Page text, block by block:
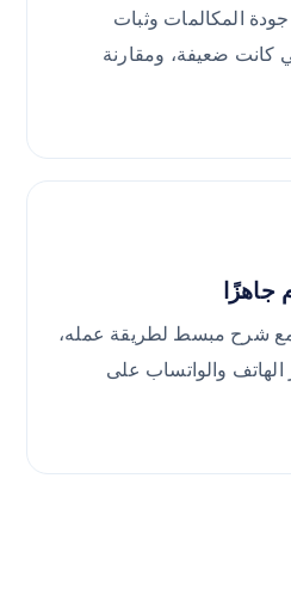
جودة المكالمات وثبات
كانت ضعيفة، ومقارنة
شرح مبسط لطريقة عمله،
والواتساب على